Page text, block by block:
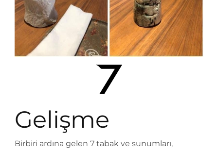
Gelişme
Birbiri ardına gelen 7 tabak ve sunumları,